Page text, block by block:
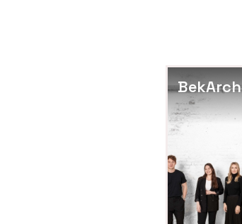
BekArch